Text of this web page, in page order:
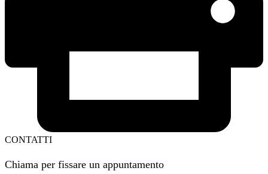
CONTATTI
Chiama per fissare un appuntamento